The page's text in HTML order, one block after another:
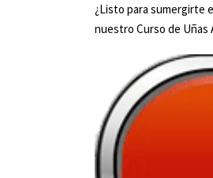
¿Listo para sumergirte
nuestro Curso de Uñas